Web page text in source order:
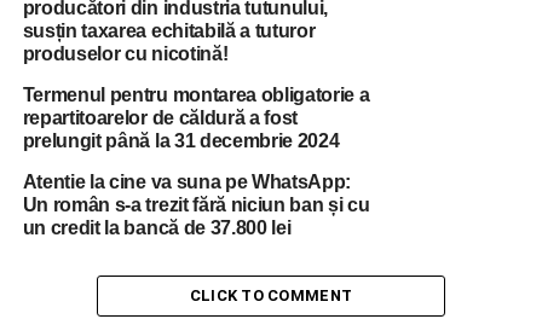
din dotare și a forței.”, a
spus, la Antena 3,
Georgian Enache,
purtător de cuvânt al
Jandarmeriei.
Victoria, sediul Guvernului. Continua sa vina oameni de pe
producători din industria tutunului,
susțin taxarea echitabilă a tuturor
produselor cu nicotină!
Termenul pentru montarea obligatorie a
repartitoarelor de căldură a fost
prelungit până la 31 decembrie 2024
Atentie la cine va suna pe WhatsApp:
Un român s-a trezit fără niciun ban și cu
un credit la bancă de 37.800 lei
CLICK TO COMMENT